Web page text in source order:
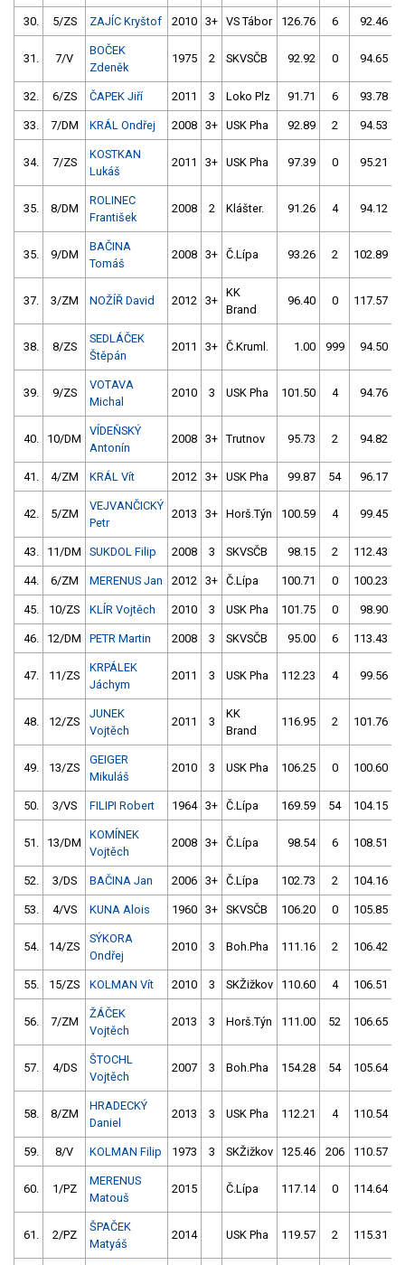
30. 5/ZS ZAJÍC Kryštof 2010 3+ VS Tábor 126.76 6 92.46
31. 7/V
BOČEK
Zdeněk
1975 2 SKVSČB 92.92 0 94.65
32. 6/ZS ČAPEK Jiří 2011 3 Loko Plz 91.71 6 93.78
33. 7/DM KRÁL Ondřej 2008 3+ USK Pha 92.89 2 94.53
34. 7/ZS
KOSTKAN
Lukáš
2011 3+ USK Pha 97.39 0 95.21
35. 8/DM
ROLINEC
František
2008 2 Klášter. 91.26 4 94.12
35. 9/DM
BAČINA
Tomáš
2008 3+ Č.Lípa 93.26 2 102.89
37. 3/ZM NOŽÍŘ David 2012 3+
KK
Brand
96.40 0 117.57
38. 8/ZS
SEDLÁČEK
Štěpán
2011 3+ Č.Kruml. 1.00 999 94.50
39. 9/ZS
VOTAVA
Michal
2010 3 USK Pha 101.50 4 94.76
40. 10/DM
VÍDEŇSKÝ
Antonín
2008 3+ Trutnov 95.73 2 94.82
41. 4/ZM KRÁL Vít 2012 3+ USK Pha 99.87 54 96.17
42. 5/ZM
VEJVANČICKÝ
Petr
2013 3+ Horš.Týn 100.59 4 99.45
43. 11/DM SUKDOL Filip 2008 3 SKVSČB 98.15 2 112.43
44. 6/ZM MERENUS Jan 2012 3+ Č.Lípa 100.71 0 100.23
45. 10/ZS KLÍR Vojtěch 2010 3 USK Pha 101.75 0 98.90
46. 12/DM PETR Martin 2008 3 SKVSČB 95.00 6 113.43
47. 11/ZS
KRPÁLEK
Jáchym
2011 3 USK Pha 112.23 4 99.56
48. 12/ZS
JUNEK
Vojtěch
2011 3
KK
Brand
116.95 2 101.76
49. 13/ZS
GEIGER
Mikuláš
2010 3 USK Pha 106.25 0 100.60
50. 3/VS FILIPI Robert 1964 3+ Č.Lípa 169.59 54 104.15
51. 13/DM
KOMÍNEK
Vojtěch
2008 3+ Č.Lípa 98.54 6 108.51
52. 3/DS BAČINA Jan 2006 3+ Č.Lípa 102.73 2 104.16
53. 4/VS KUNA Alois 1960 3+ SKVSČB 106.20 0 105.85
54. 14/ZS
SÝKORA
Ondřej
2010 3 Boh.Pha 111.16 2 106.42
55. 15/ZS KOLMAN Vít 2010 3 SKŽižkov 110.60 4 106.51
56. 7/ZM
ŽÁČEK
Vojtěch
2013 3 Horš.Týn 111.00 52 106.65
57. 4/DS
ŠTOCHL
Vojtěch
2007 3 Boh.Pha 154.28 54 105.64
58. 8/ZM
HRADECKÝ
Daniel
2013 3 USK Pha 112.21 4 110.54
59. 8/V KOLMAN Filip 1973 3 SKŽižkov 125.46 206 110.57
60. 1/PZ
MERENUS
Matouš
2015 Č.Lípa 117.14 0 114.64
61. 2/PZ
ŠPAČEK
Matyáš
2014 USK Pha 119.57 2 115.31